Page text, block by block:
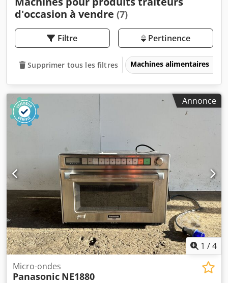
d'occasion à vendre (7)
Filtre Pertinence
Supprimer tous les filtres Machines alimentaires
Annonce
1 /4
Micro-ondes
Panasonic NE1880